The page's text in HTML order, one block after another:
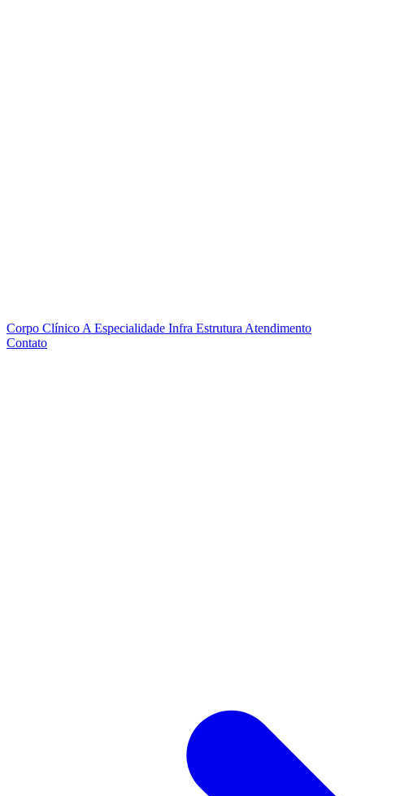
Corpo Clínico A Especialidade Infra Estrutura Atendimento
Contato